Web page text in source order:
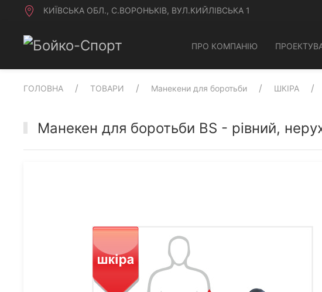
КИЇВСЬКА ОБЛ., С.ВОРОНЬКІВ, ВУЛ.КИЙЛІВСЬКА 1
ПРО КОМПАНІЮ
ГОЛОВНА ТОВАРИ Манекени для боротьби ШКІРА
Манекен для боротьби BS - рівний,